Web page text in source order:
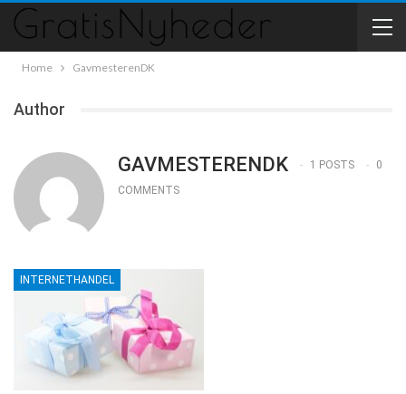
Home GavmesterenDK
Author
GAVMESTERENDK 1 POSTS
0
COMMENTS
INTERNETHANDEL